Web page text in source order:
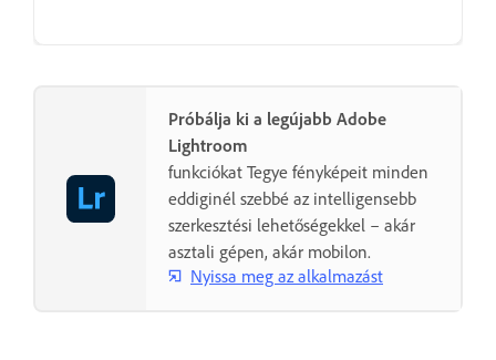
Próbálja ki a legújabb Adobe
Lightroom
funkciókat Tegye fényképeit minden
eddiginél szebbé az intelligensebb
szerkesztési lehetőségekkel – akár
asztali gépen, akár mobilon.
Nyissa meg az alkalmazást